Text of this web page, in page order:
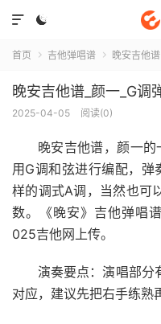


首页  吉他弹唱谱  晚安吉他谱
晚安吉他谱_颜一_G调
2025-04-05 阅读(0)
晚安吉他谱，颜一
用G调和弦进行编配，
样的调式A调，当然也可
数。《晚安》吉他弹唱
025吉他网上传。
演奏要点：演唱部分
对应，建议先把右手练熟